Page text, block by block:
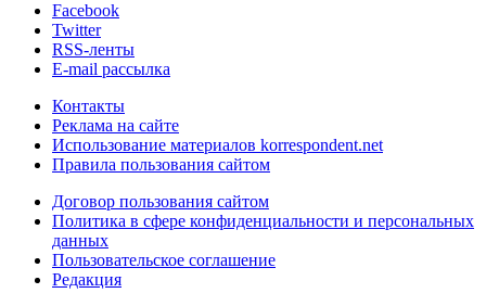
Facebook
Twitter
RSS-ленты
E-mail рассылка
Контакты
Реклама на сайте
Использование материалов korrespondent.net
Правила пользования сайтом
Договор пользования сайтом
Политика в сфере конфиденциальности и персональных
данных
Пользовательское соглашение
Редакция